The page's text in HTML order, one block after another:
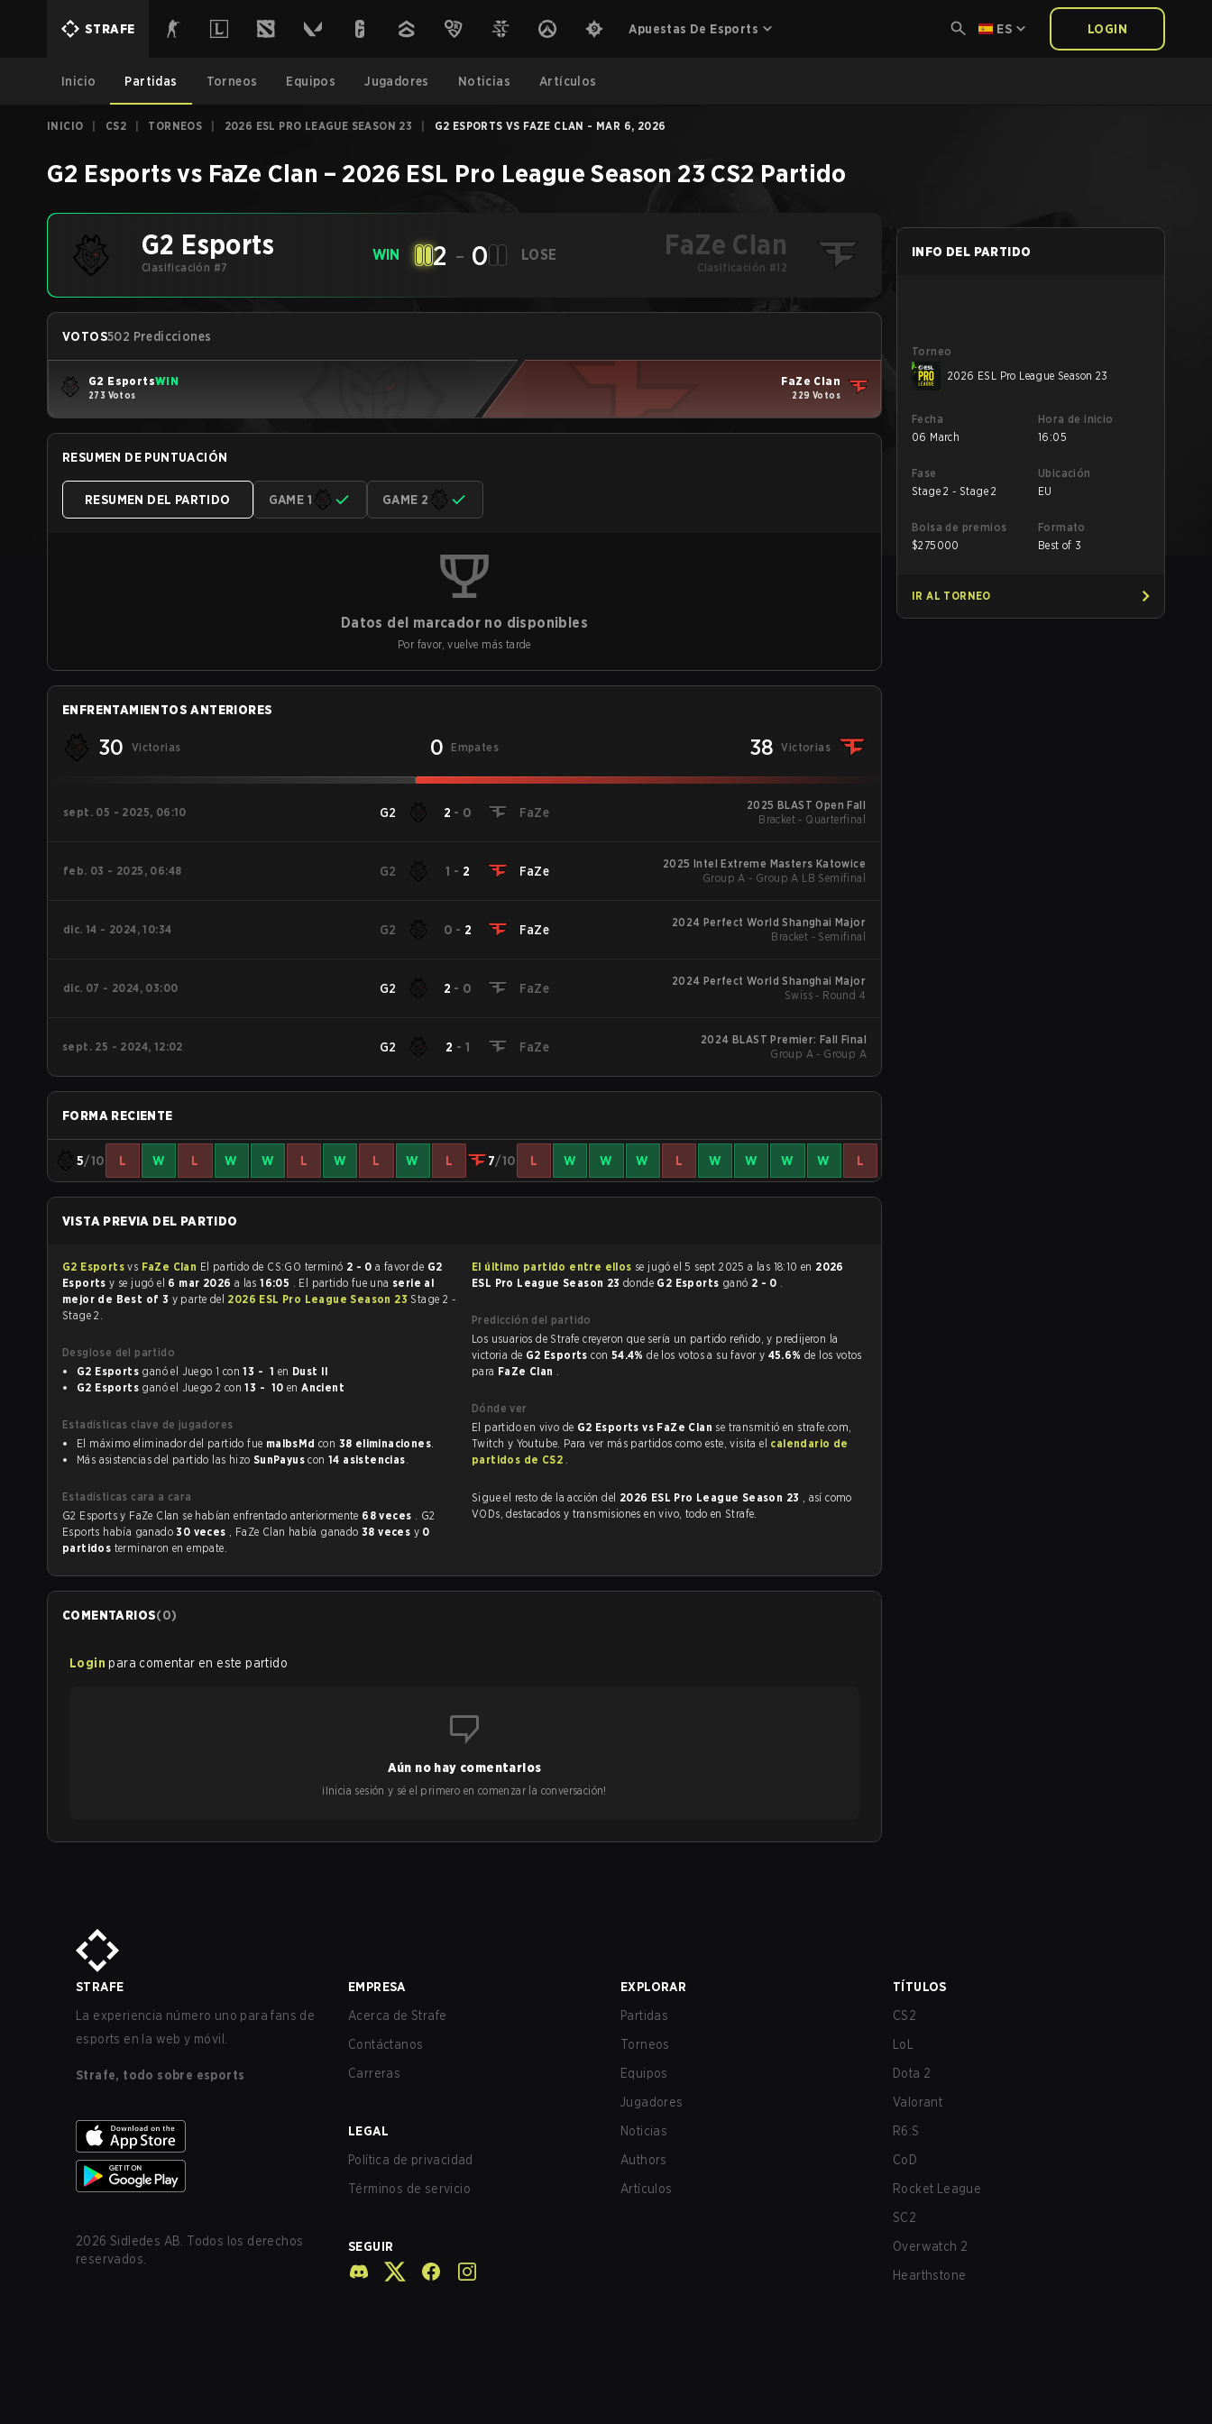
STRAFE Apuestas De Esports ES LOGIN
Inicio Partidas Torneos Equipos Jugadores Noticias Artículos
INICIO CS2 TORNEOS 2026 ESL PRO LEAGUE SEASON 23 G2 ESPORTS VS FAZE CLAN - MAR 6, 2026
G2 Esportsvs FaZe Clan – 2026 ESL Pro League Season 23 CS2 Partido
G2 Esports
Clasificación #7
WIN 2 - 0 LOSE FaZe Clan
Clasificación #12
VOTOS502 Predicciones
G2 EsportsWIN
273 Votos
FaZe Clan
229 Votos
RESUMEN DE PUNTUACIÓN
RESUMEN DEL PARTIDO GAME 1 GAME 2
Datos del marcador no disponibles
Por favor, vuelve más tarde
ENFRENTAMIENTOS ANTERIORES
30 Victorias 0 Empates 38 Victorias
sept. 05 - 2025, 06:10 G2 2 - 0 FaZe
2025 BLAST Open Fall
Bracket - Quarterfinal
feb. 03 - 2025, 06:48 G2 1 - 2 FaZe
2025 Intel Extreme Masters Katowice
Group A - Group A LB Semifinal
dic. 14 - 2024, 10:34 G2 0 - 2 FaZe
2024 Perfect World Shanghai Major
Bracket - Semifinal
dic. 07 - 2024, 03:00 G2 2 - 0 FaZe
2024 Perfect World Shanghai Major
Swiss - Round 4
sept. 25 - 2024, 12:02 G2 2 - 1 FaZe
2024 BLAST Premier: Fall Final
Group A - Group A
FORMA RECIENTE
5/10 L W L W W L W L W L 7/10 L W W W L W W W W L
VISTA PREVIA DEL PARTIDO
G2 Esportsvs FaZe Clan El partido de CS:GO terminó 2 - 0 a favor de G2
Esportsy se jugó el 6 mar 2026 a las16:05 . El partido fue una serie al
mejor de Best of 3 y parte del 2026 ESL Pro League Season 23 Stage 2 -
Stage 2.
Desglose del partido
G2 Esports
ganó el Juego 1 con 13 - 1 en Dust II
G2 Esports
ganó el Juego 2 con 13 - 10 enAncient
Estadísticas clave de jugadores
El máximo eliminador del partido fue malbsMd con 38 eliminaciones.
Más asistencias del partido las hizo SunPayuscon 14 asistencias.
Estadísticas cara a cara
G2 Esports y FaZe Clan se habían enfrentado anteriormente 68 veces . G2
Esports había ganado30 veces , FaZe Clan había ganado 38 veces y 0
partidos terminaron en empate.
El último partido entre ellos se jugó el 5 sept 2025 a las 18:10 en 2026
ESL Pro League Season 23 donde G2 Esports ganó 2 - 0 .
Predicción del partido
Los usuarios de Strafe creyeron que sería un partido reñido, y predijeron la
victoria de G2 Esportscon 54.4%de los votos a su favor y 45.6% de los votos
para FaZe Clan .
Dónde ver
El partido en vivo de G2 Esports vs FaZe Clan se transmitió en strafe.com,
Twitch y Youtube. Para ver más partidos como este, visita el calendario de
partidos de CS2 .
Sigue el resto de la acción del 2026 ESL Pro League Season 23 , así como
VODs, destacados y transmisiones en vivo, todo en Strafe.
COMENTARIOS(0)
Login para comentar en este partido
Aún no hay comentarios
¡Inicia sesión y sé el primero en comenzar la conversación!
INFO DEL PARTIDO
Torneo
2026 ESL Pro League Season 23
Fecha
06 March
Hora de inicio
16:05
Fase
Stage 2 - Stage 2
Ubicación
EU
Bolsa de premios
$275000
Formato
Best of 3
IR AL TORNEO
STRAFE
La experiencia número uno para fans de
esports en la web y móvil.
Strafe, todo sobre esports
2026 Sidledes AB. Todos los derechos
reservados.
EMPRESA
Acerca de Strafe
Contáctanos
Carreras
LEGAL
Política de privacidad
Términos de servicio
SEGUIR
EXPLORAR
Partidas
Torneos
Equipos
Jugadores
Noticias
Authors
Artículos
TÍTULOS
CS2
LoL
Dota 2
Valorant
R6:S
CoD
Rocket League
SC2
Overwatch 2
Hearthstone